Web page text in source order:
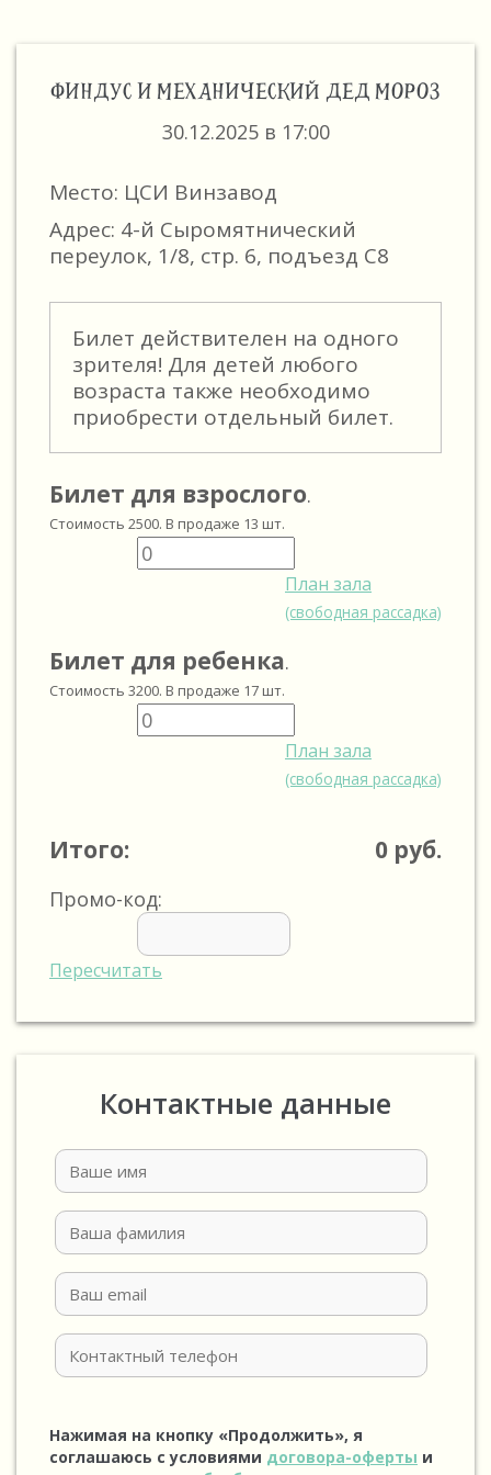
ФИНДУС И МЕХАНИЧЕСКИЙ ДЕД МОРОЗ
30.12.2025 в 17:00
Место: ЦСИ Винзавод
Адрес: 4-й Сыромятнический
переулок, 1/8, стр. 6, подъезд C8
Билет действителен на одного
зрителя! Для детей любого
возраста также необходимо
приобрести отдельный билет.
Билет для взрослого.
Стоимость 2500. В продаже 13 шт.
План зала
(свободная рассадка)
Билет для ребенка.
Стоимость 3200. В продаже 17 шт.
План зала
(свободная рассадка)
Итого: 0 руб.
Промо-код:
Пересчитать
Контактные данные
Нажимая на кнопку «Продолжить», я
соглашаюсь с условиями договора-оферты и